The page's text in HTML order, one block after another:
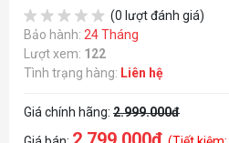
(0 lượt đánh giá)
Bảo hành: 24 Tháng
Lượt xem: 122
Tình trạng hàng: Liên hệ
Giá chính hãng: 2.999.000đ